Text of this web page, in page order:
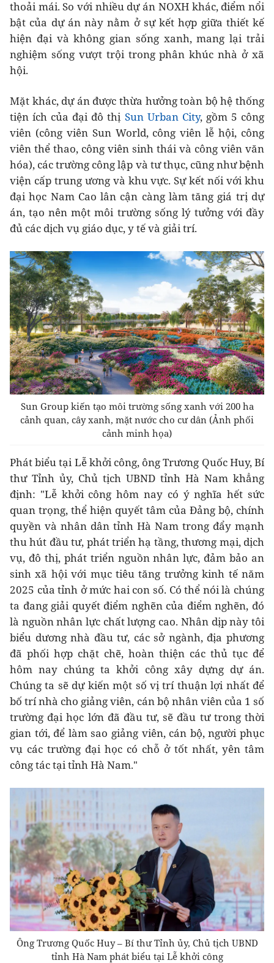
thoải mái. So với nhiều dự án NOXH khác, điểm nổi
bật của dự án này nằm ở sự kết hợp giữa thiết kế
hiện đại và không gian sống xanh, mang lại trải
nghiệm sống vượt trội trong phân khúc nhà ở xã
hội.
Mặt khác, dự án được thừa hưởng toàn bộ hệ thống
tiện ích của đại đô thị Sun Urban City, gồm 5 công
viên (công viên Sun World, công viên lễ hội, công
viên thể thao, công viên sinh thái và công viên văn
hóa), các trường công lập và tư thục, cũng như bệnh
viện cấp trung ương và khu vực. Sự kết nối với khu
đại học Nam Cao lân cận càng làm tăng giá trị dự
án, tạo nên một môi trường sống lý tưởng với đầy
đủ các dịch vụ giáo dục, y tế và giải trí.
Sun Group kiến tạo môi trường sống xanh với 200 ha
cảnh quan, cây xanh, mặt nước cho cư dân (Ảnh phối
cảnh minh họa)
Phát biểu tại Lễ khởi công, ông Trương Quốc Huy, Bí
thư Tỉnh ủy, Chủ tịch UBND tỉnh Hà Nam khẳng
định: "Lễ khởi công hôm nay có ý nghĩa hết sức
quan trọng, thể hiện quyết tâm của Đảng bộ, chính
quyền và nhân dân tỉnh Hà Nam trong đẩy mạnh
thu hút đầu tư, phát triển hạ tầng, thương mại, dịch
vụ, đô thị, phát triển nguồn nhân lực, đảm bảo an
sinh xã hội với mục tiêu tăng trưởng kinh tế năm
2025 của tỉnh ở mức hai con số. Có thể nói là chúng
ta đang giải quyết điểm nghẽn của điểm nghẽn, đó
là nguồn nhân lực chất lượng cao. Nhân dịp này tôi
biểu dương nhà đầu tư, các sở ngành, địa phương
đã phối hợp chặt chẽ, hoàn thiện các thủ tục để
hôm nay chúng ta khởi công xây dựng dự án.
Chúng ta sẽ dự kiến một số vị trí thuận lợi nhất để
bố trí nhà cho giảng viên, cán bộ nhân viên của 1 số
trường đại học lớn đã đầu tư, sẽ đầu tư trong thời
gian tới, để làm sao giảng viên, cán bộ, người phục
vụ các trường đại học có chỗ ở tốt nhất, yên tâm
công tác tại tỉnh Hà Nam."
Ông Trương Quốc Huy – Bí thư Tỉnh ủy, Chủ tịch UBND
tỉnh Hà Nam phát biểu tại Lễ khởi công